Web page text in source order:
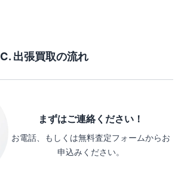
C. 出張買取の流れ
まずはご連絡ください！
お電話、もしくは無料査定フォームからお
申込みください。